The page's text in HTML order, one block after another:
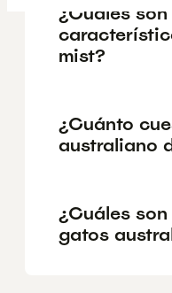
¿Cuáles
mist?
¿Cuánto
australiano
¿Cuáles
gatos